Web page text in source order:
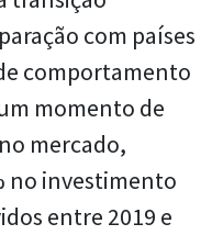
com países
comportamento
momento de
mercado,
no investimento
entre 2019 e